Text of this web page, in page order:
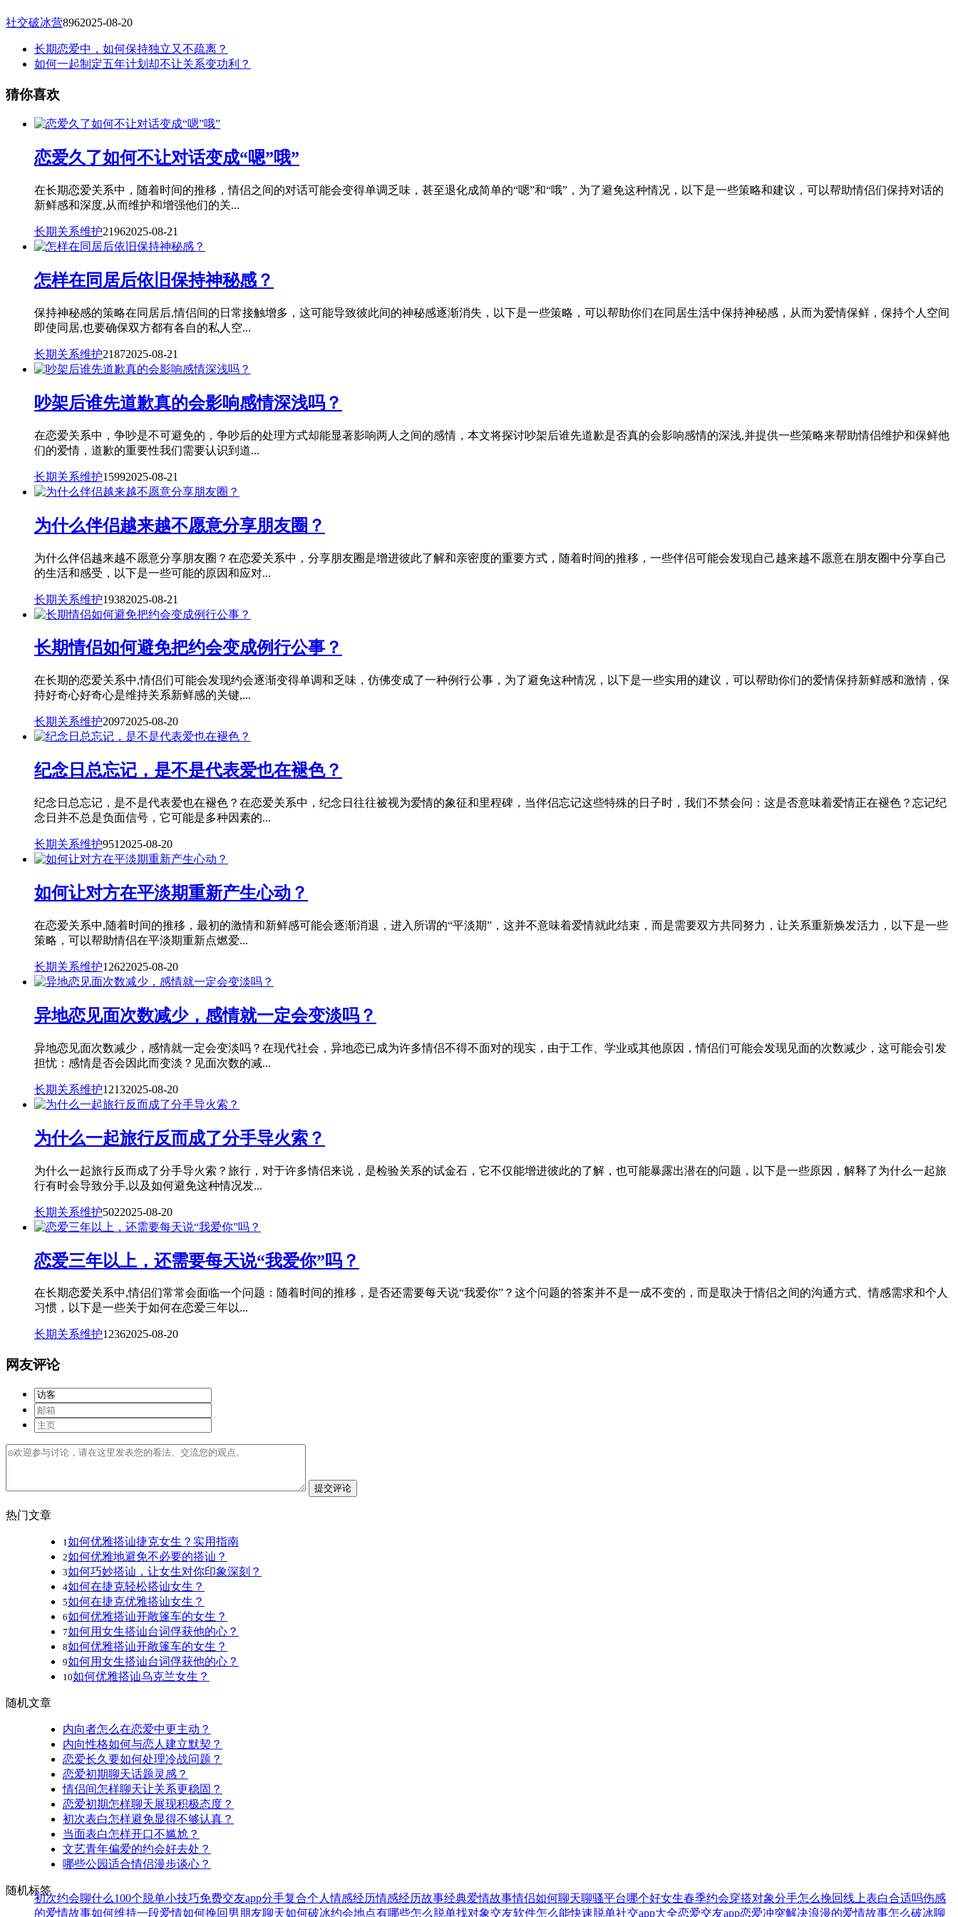
社交破冰营8962025-08-20
长期恋爱中，如何保持独立又不疏离？
如何一起制定五年计划却不让关系变功利？
猜你喜欢
恋爱久了如何不让对话变成“嗯”哦”
在长期恋爱关系中，随着时间的推移，情侣之间的对话可能会变得单调乏味，甚至退化成简单的“嗯”和“哦”，为了避免这种情况，以下是一些策略和建议，可以帮助情侣们保持对话的
新鲜感和深度,从而维护和增强他们的关...
长期关系维护21962025-08-21
怎样在同居后依旧保持神秘感？
保持神秘感的策略在同居后,情侣间的日常接触增多，这可能导致彼此间的神秘感逐渐消失，以下是一些策略，可以帮助你们在同居生活中保持神秘感，从而为爱情保鲜，保持个人空间
即使同居,也要确保双方都有各自的私人空...
长期关系维护21872025-08-21
吵架后谁先道歉真的会影响感情深浅吗？
在恋爱关系中，争吵是不可避免的，争吵后的处理方式却能显著影响两人之间的感情，本文将探讨吵架后谁先道歉是否真的会影响感情的深浅,并提供一些策略来帮助情侣维护和保鲜他
们的爱情，道歉的重要性我们需要认识到道...
长期关系维护15992025-08-21
为什么伴侣越来越不愿意分享朋友圈？
为什么伴侣越来越不愿意分享朋友圈？在恋爱关系中，分享朋友圈是增进彼此了解和亲密度的重要方式，随着时间的推移，一些伴侣可能会发现自己越来越不愿意在朋友圈中分享自己
的生活和感受，以下是一些可能的原因和应对...
长期关系维护19382025-08-21
长期情侣如何避免把约会变成例行公事？
在长期的恋爱关系中,情侣们可能会发现约会逐渐变得单调和乏味，仿佛变成了一种例行公事，为了避免这种情况，以下是一些实用的建议，可以帮助你们的爱情保持新鲜感和激情，保
持好奇心好奇心是维持关系新鲜感的关键,...
长期关系维护20972025-08-20
纪念日总忘记，是不是代表爱也在褪色？
纪念日总忘记，是不是代表爱也在褪色？在恋爱关系中，纪念日往往被视为爱情的象征和里程碑，当伴侣忘记这些特殊的日子时，我们不禁会问：这是否意味着爱情正在褪色？忘记纪
念日并不总是负面信号，它可能是多种因素的...
长期关系维护951 2025-08-20
如何让对方在平淡期重新产生心动？
在恋爱关系中,随着时间的推移，最初的激情和新鲜感可能会逐渐消退，进入所谓的“平淡期”，这并不意味着爱情就此结束，而是需要双方共同努力，让关系重新焕发活力，以下是一些
策略，可以帮助情侣在平淡期重新点燃爱...
长期关系维护12622025-08-20
异地恋见面次数减少，感情就一定会变淡吗？
异地恋见面次数减少，感情就一定会变淡吗？在现代社会，异地恋已成为许多情侣不得不面对的现实，由于工作、学业或其他原因，情侣们可能会发现见面的次数减少，这可能会引发
担忧：感情是否会因此而变淡？见面次数的减...
长期关系维护12132025-08-20
为什么一起旅行反而成了分手导火索？
为什么一起旅行反而成了分手导火索？旅行，对于许多情侣来说，是检验关系的试金石，它不仅能增进彼此的了解，也可能暴露出潜在的问题，以下是一些原因，解释了为什么一起旅
行有时会导致分手,以及如何避免这种情况发...
长期关系维护5022025-08-20
恋爱三年以上，还需要每天说“我爱你”吗？
在长期恋爱关系中,情侣们常常会面临一个问题：随着时间的推移，是否还需要每天说“我爱你”？这个问题的答案并不是一成不变的，而是取决于情侣之间的沟通方式、情感需求和个人
习惯，以下是一些关于如何在恋爱三年以...
长期关系维护12362025-08-20
网友评论
提交评论
热门文章
1 如何优雅搭讪捷克女生？实用指南
2如何优雅地避免不必要的搭讪？
3如何巧妙搭讪，让女生对你印象深刻？
4如何在捷克轻松搭讪女生？
5如何在捷克优雅搭讪女生？
6如何优雅搭讪开敞篷车的女生？
7如何用女生搭讪台词俘获他的心？
8如何优雅搭讪开敞篷车的女生？
9如何用女生搭讪台词俘获他的心？
10如何优雅搭讪乌克兰女生？
随机文章
内向者怎么在恋爱中更主动？
内向性格如何与恋人建立默契？
恋爱长久要如何处理冷战问题？
恋爱初期聊天话题灵感？
情侣间怎样聊天让关系更稳固？
恋爱初期怎样聊天展现积极态度？
初次表白怎样避免显得不够认真？
当面表白怎样开口不尴尬？
文艺青年偏爱的约会好去处？
哪些公园适合情侣漫步谈心？
随机标签
初次约会聊什么100个脱单小技巧免费交友app分手复合个人情感经历情感经历故事经典爱情故事情侣如何聊天聊骚平台哪个好女生春季约会穿搭对象分手怎么挽回线上表白合适吗伤感
的爱情故事如何维持一段爱情如何挽回男朋友聊天如何破冰约会地点有哪些怎么脱单找对象交友软件怎么能快速脱单社交app大全恋爱交友app恋爱冲突解决浪漫的爱情故事怎么破冰聊